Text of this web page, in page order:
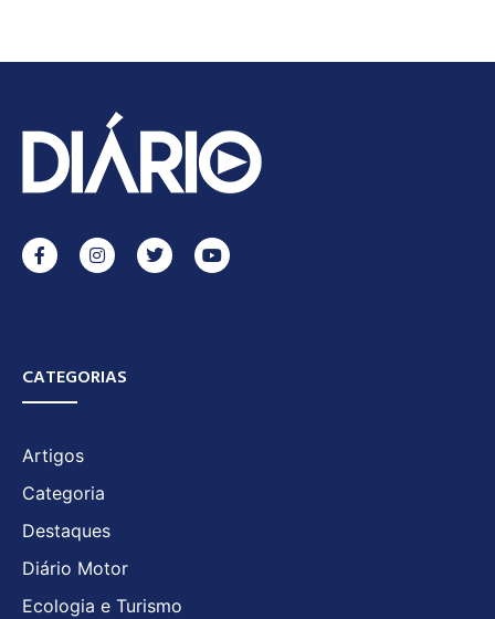
CATEGORIAS
Artigos
Categoria
Destaques
Diário Motor
Ecologia e Turismo